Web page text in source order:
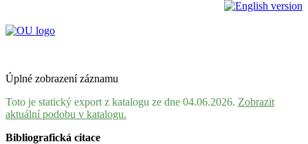
Úplné zobrazení záznamu
Toto je statický export z katalogu ze dne 04.06.2026. Zobrazit
aktuální podobu v katalogu.
Bibliografická citace